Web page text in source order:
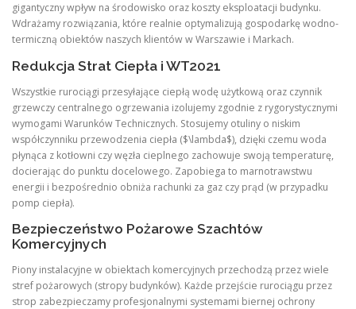
gigantyczny wpływ na środowisko oraz koszty eksploatacji budynku.
Wdrażamy rozwiązania, które realnie optymalizują gospodarkę wodno-
termiczną obiektów naszych klientów w Warszawie i Markach.
Redukcja Strat Ciepła i WT2021
Wszystkie rurociągi przesyłające ciepłą wodę użytkową oraz czynnik
grzewczy centralnego ogrzewania izolujemy zgodnie z rygorystycznymi
wymogami Warunków Technicznych. Stosujemy otuliny o niskim
współczynniku przewodzenia ciepła ($\lambda$), dzięki czemu woda
płynąca z kotłowni czy węzła cieplnego zachowuje swoją temperaturę,
docierając do punktu docelowego. Zapobiega to marnotrawstwu
energii i bezpośrednio obniża rachunki za gaz czy prąd (w przypadku
pomp ciepła).
Bezpieczeństwo Pożarowe Szachtów
Komercyjnych
Piony instalacyjne w obiektach komercyjnych przechodzą przez wiele
stref pożarowych (stropy budynków). Każde przejście rurociągu przez
strop zabezpieczamy profesjonalnymi systemami biernej ochrony